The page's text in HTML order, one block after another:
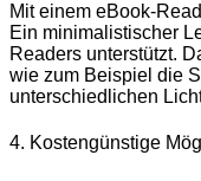
Mit einem eBook-
Ein minimalistischer
Readers unterstützt.
wie zum Beispiel die
unterschiedlichen
4. Kostengünstige